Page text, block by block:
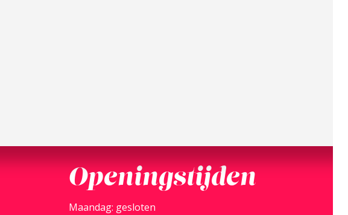
Openingstijden
Maandag: gesloten